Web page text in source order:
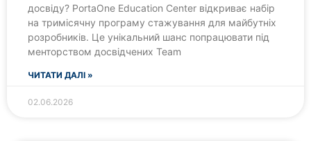
досвіду? PortaOne Education Center відкриває набір
на тримісячну програму стажування для майбутніх
розробників. Це унікальний шанс попрацювати під
менторством досвідчених Team
ЧИТАТИ ДАЛІ »
02.06.2026